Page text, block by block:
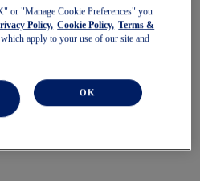
or "Manage Cookie Preferences" you
Policy, Cookie Policy, Terms &
which apply to your use of our site and
OK